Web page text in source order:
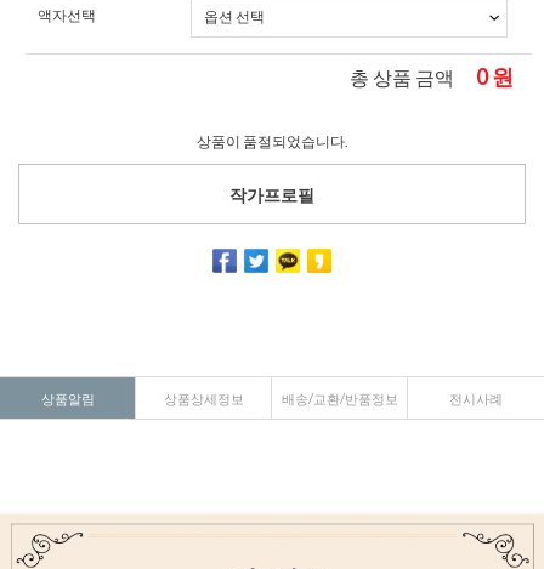
액자선택
총 상품 금액 0원
상품이 품절되었습니다.
작가프로필
상품알림 상품상세정보 배송/교환/반품정보 전시사례